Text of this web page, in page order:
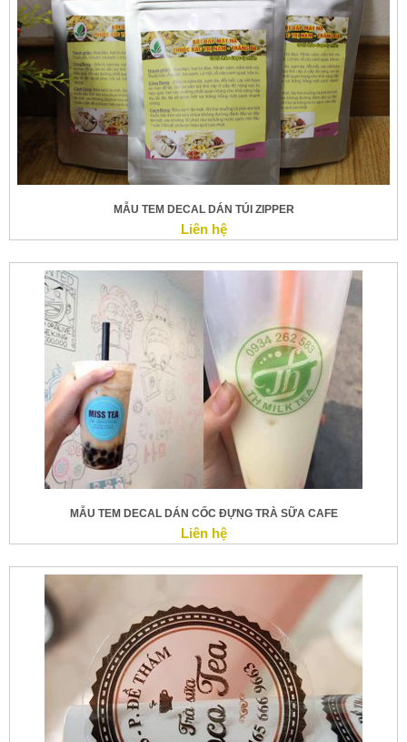
MẪU TEM DECAL DÁN TÚI ZIPPER
Liên hệ
MẪU TEM DECAL DÁN CỐC ĐỰNG TRÀ SỮA CAFE
Liên hệ